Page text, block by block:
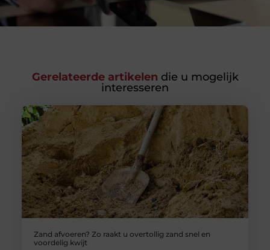
Gerelateerde artikelen die u mogelijk
interesseren
Zand afvoeren? Zo raakt u overtollig zand snel en
voordelig kwijt